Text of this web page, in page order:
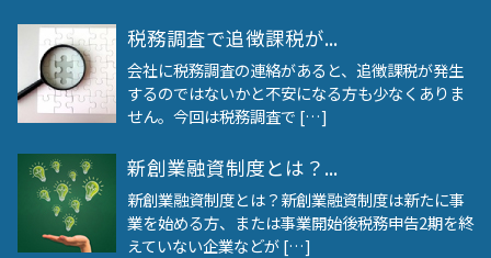
税務調査で追徴課税が...
会社に税務調査の連絡があると、追徴課税が発生
するのではないかと不安になる方も少なくありま
せん。今回は税務調査で […]
新創業融資制度とは？...
新創業融資制度とは？新創業融資制度は新たに事
業を始める方、または事業開始後税務申告2期を終
えていない企業などが […]